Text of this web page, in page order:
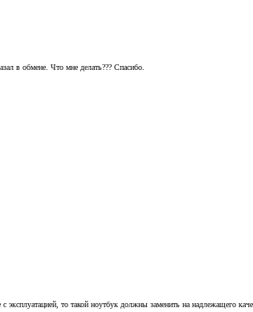
в обмене. Что мне делать??? Спасибо.
то такой ноутбук должны заменить на надлежащего